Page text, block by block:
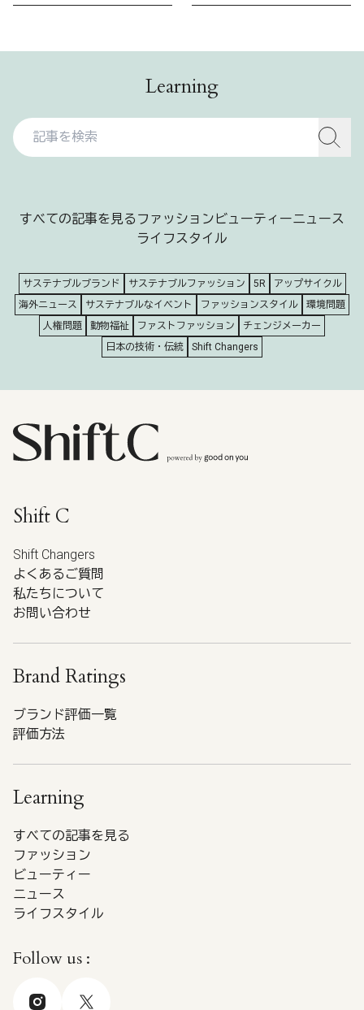
Learning
すべての記事を見る ファッションビューティーニュース
ライフスタイル
サステナブルブランド サステナブルファッション 5R
アップサイクル
海外ニュース
サステナブルなイベント ファッションスタイル
環境問題
人権問題
動物福祉 ファストファッション
チェンジメーカー
日本の技術・伝統
Shift Changers
Shift C
Shift Changers
よくあるご質問
私たちについて
お問い合わせ
Brand Ratings
ブランド評価一覧
評価方法
Learning
すべての記事を見る
ファッション
ビューティー
ニュース
ライフスタイル
Follow us :